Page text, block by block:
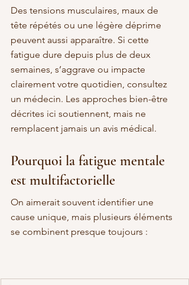
Des tensions musculaires, maux de
tête répétés ou une légère déprime
peuvent aussi apparaître. Si cette
fatigue dure depuis plus de deux
semaines, s’aggrave ou impacte
clairement votre quotidien, consultez
un médecin. Les approches bien-être
décrites ici soutiennent, mais ne
remplacent jamais un avis médical.
Pourquoi la fatigue mentale
est multifactorielle
On aimerait souvent identifier une
cause unique, mais plusieurs éléments
se combinent presque toujours :